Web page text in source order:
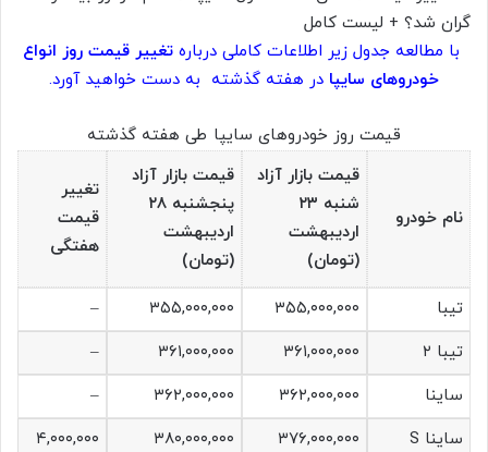
با مطالعه جدول زیر اطلاعات کاملی درباره تغییر قیمت روز انواع
خودروهای سایپا در هفته گذشته به دست خواهید آورد.​
قیمت روز خودروهای سایپا طی هفته گذشته
نام خودرو
قیمت بازار آزاد
شنبه ۲۳
اردیبهشت
(تومان)
قیمت بازار آزاد
پنجشنبه ۲۸
اردیبهشت
(تومان)
تغییر
قیمت
هفتگی
تیبا ۳۵۵,۰۰۰,۰۰۰ ۳۵۵,۰۰۰,۰۰۰
–
تیبا ۲
۳۶۱,۰۰۰,۰۰۰ ۳۶۱,۰۰۰,۰۰۰
–
ساینا
۳۶۲,۰۰۰,۰۰۰ ۳۶۲,۰۰۰,۰۰۰
–
ساینا S
۳۷۶,۰۰۰,۰۰۰ ۳۸۰,۰۰۰,۰۰۰
۴,۰۰۰,۰۰۰